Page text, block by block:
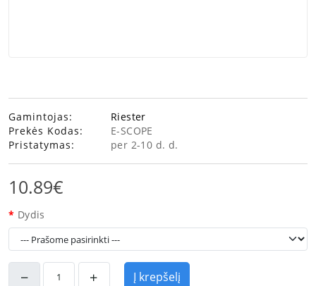
Gamintojas:
Riester
Prekės Kodas:
E-SCOPE
Pristatymas:
per 2-10 d. d.
10.89€
Dydis
Į krepšelį